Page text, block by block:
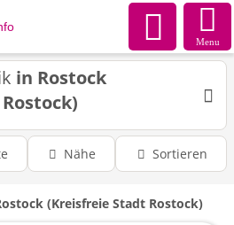
Menu
in Rostock
Nähe Sortieren
(Kreisfreie Stadt Rostock)